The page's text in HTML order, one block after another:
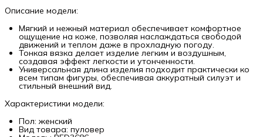
Описание модели:
Мягкий и нежный материал обеспечивает комфортное
ощущение на коже, позволяя наслаждаться свободой
движений и теплом даже в прохладную погоду.
Тонкая вязка делает изделие легким и воздушным,
создавая эффект легкости и утонченности.
Универсальная длина изделия подходит практически ко
всем типам фигуры, обеспечивая аккуратный силуэт и
стильный внешний вид.
Характеристики модели:
Пол: женский
Вид товара: пуловер